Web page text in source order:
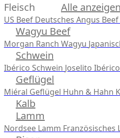
Fleisch Alle anzeigen
US Beef Deutsches Angus Beef
Wagyu Beef
Morgan Ranch Wagyu
Schwein
Ibérico Schwein Joselito
Geflügel
Miéral Geflügel Huhn & Hahn
Kalb
Lamm
Nordsee Lamm Französisches